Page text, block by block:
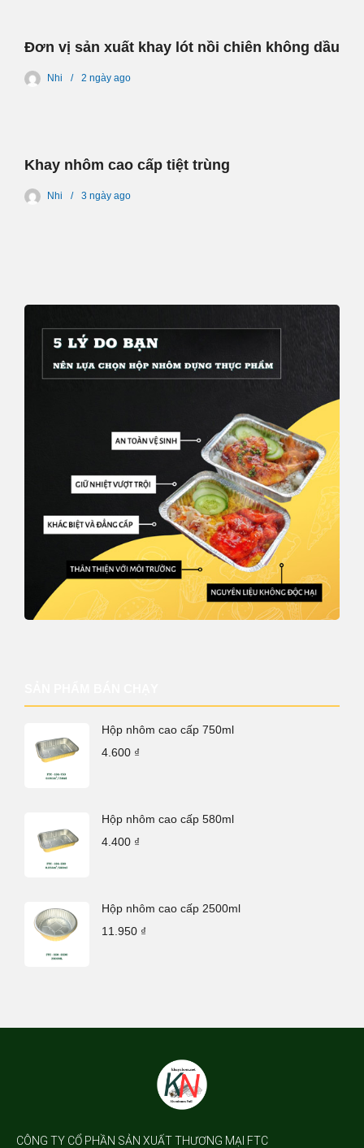
Đơn vị sản xuất khay lót nồi chiên không dầu
Nhi 2 ngày ago
Khay nhôm cao cấp tiệt trùng
Nhi 3 ngày ago
Hộp nhôm cao cấp 750ml
4.600 ₫
Hộp nhôm cao cấp 580ml
4.400 ₫
Hộp nhôm cao cấp 2500ml
11.950 ₫
CÔNG TY CỔ PHẦN SẢN XUẤT THƯƠNG MẠI FTC